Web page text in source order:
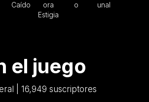
Caído
ora
Estigia
o
unal
el juego
| 16,949 suscriptores